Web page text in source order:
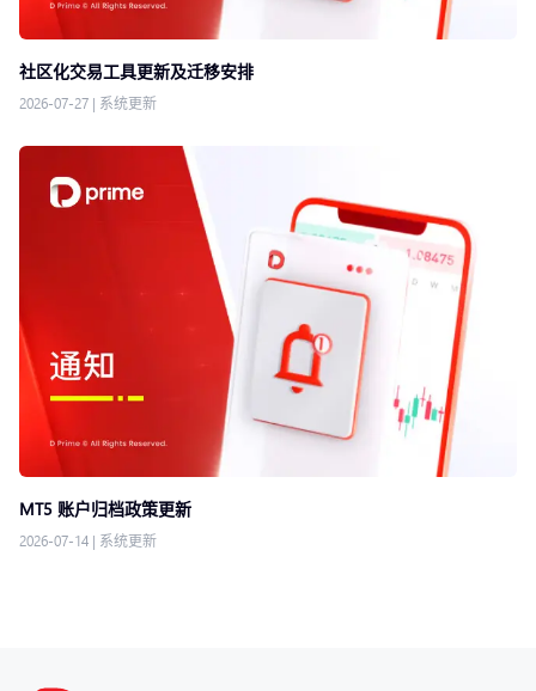
社区化交易工具更新及迁移安排
2026-07-27 | 系统更新
MT5 账户归档政策更新
2026-07-14 | 系统更新